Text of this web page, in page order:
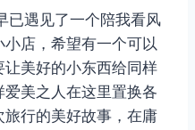
已遇见了一个陪我看风
店，希望有一个可以
美好的小东西给同样
美之人在这里置换各
行的美好故事，在庸